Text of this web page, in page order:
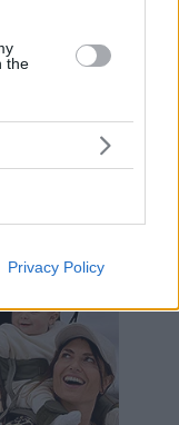
the
Privacy Policy